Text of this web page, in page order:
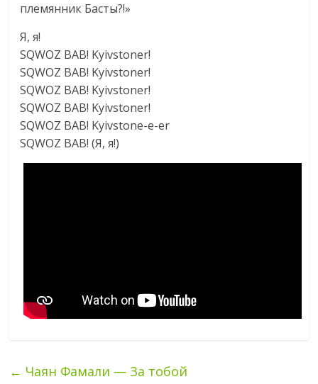
племянник Басты?!»
Я, я!
SQWOZ BAB! Kyivstoner!
SQWOZ BAB! Kyivstoner!
SQWOZ BAB! Kyivstoner!
SQWOZ BAB! Kyivstoner!
SQWOZ BAB! Kyivstone-e-er
SQWOZ BAB! (Я, я!)
← Чаян Фамали — За тобой